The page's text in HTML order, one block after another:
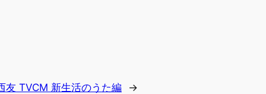
友 TVCM 新生活のうた編 →